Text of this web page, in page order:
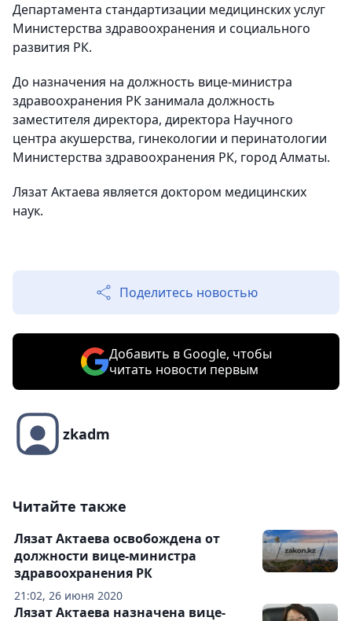
Департамента стандартизации медицинских услуг
Министерства здравоохранения и социального
развития РК.
До назначения на должность вице-министра
здравоохранения РК занимала должность
заместителя директора, директора Научного
центра акушерства, гинекологии и перинатологии
Министерства здравоохранения РК, город Алматы.
Лязат Актаева является доктором медицинских
наук.
Поделитесь новостью
Добавить в Google, чтобы
читать новости первым
zkadm
Читайте также
21:02, 26 июня 2020
Лязат Актаева освобождена от
должности вице-министра
здравоохранения РК
Лязат Актаева назначена вице-